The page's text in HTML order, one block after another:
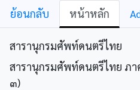
ย้อนกลับ หน้าหลัก
สารานุกรมศัพท์ดนตรีไทย
สารานุกรมศัพท์ดนตรีไทย ภ
๓)